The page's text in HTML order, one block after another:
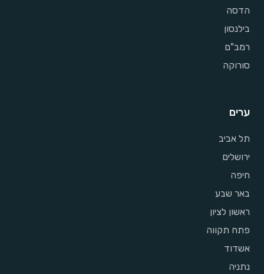
הדסה
בילנסון
רמב"ם
סורוקה
ערים
תל אביב
ירושלים
חיפה
באר שבע
ראשון לציון
פתח תקווה
אשדוד
נתניה